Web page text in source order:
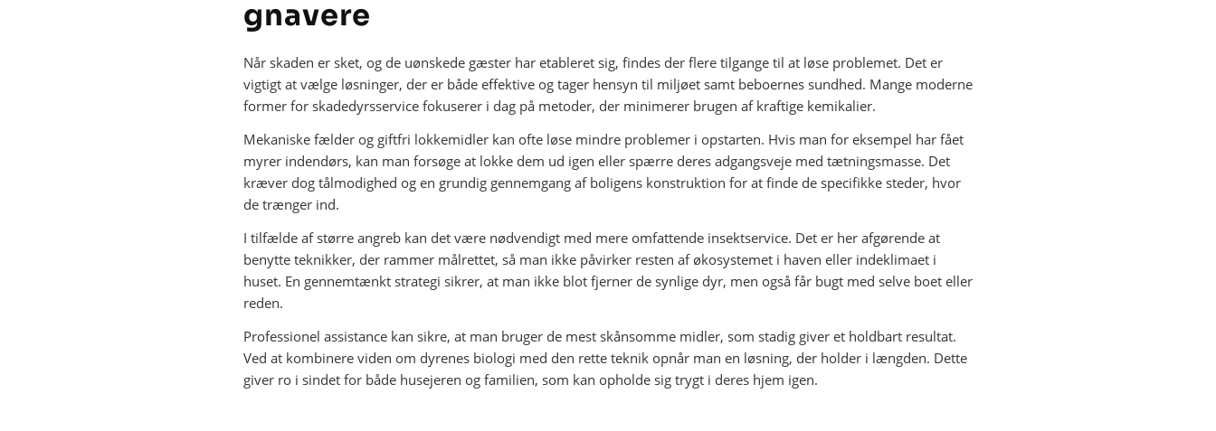
gnavere
Når skaden er sket, og de uønskede gæster har etableret sig, findes der flere tilgange til at løse problemet. Det er
vigtigt at vælge løsninger, der er både effektive og tager hensyn til miljøet samt beboernes sundhed. Mange moderne
former for skadedyrsservice fokuserer i dag på metoder, der minimerer brugen af kraftige kemikalier.
Mekaniske fælder og giftfri lokkemidler kan ofte løse mindre problemer i opstarten. Hvis man for eksempel har fået
myrer indendørs, kan man forsøge at lokke dem ud igen eller spærre deres adgangsveje med tætningsmasse. Det
kræver dog tålmodighed og en grundig gennemgang af boligens konstruktion for at finde de specifikke steder, hvor
de trænger ind.
I tilfælde af større angreb kan det være nødvendigt med mere omfattende insektservice. Det er her afgørende at
benytte teknikker, der rammer målrettet, så man ikke påvirker resten af økosystemet i haven eller indeklimaet i
huset. En gennemtænkt strategi sikrer, at man ikke blot fjerner de synlige dyr, men også får bugt med selve boet eller
reden.
Professionel assistance kan sikre, at man bruger de mest skånsomme midler, som stadig giver et holdbart resultat.
Ved at kombinere viden om dyrenes biologi med den rette teknik opnår man en løsning, der holder i længden. Dette
giver ro i sindet for både husejeren og familien, som kan opholde sig trygt i deres hjem igen.